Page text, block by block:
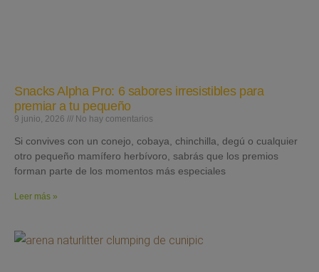
Snacks Alpha Pro: 6 sabores irresistibles para
premiar a tu pequeño
9 junio, 2026 No hay comentarios
Si convives con un conejo, cobaya, chinchilla, degú o cualquier
otro pequeño mamífero herbívoro, sabrás que los premios
forman parte de los momentos más especiales
Leer más »